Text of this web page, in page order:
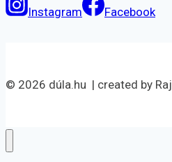
Instagram Facebook
© 2026 dúla.hu | created by Raj